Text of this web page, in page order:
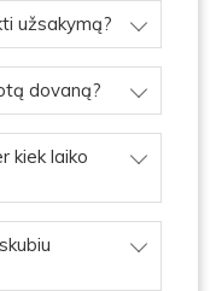
užsakymą?
dovaną?
kiek laiko